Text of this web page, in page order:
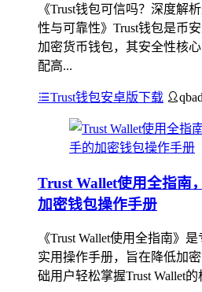
《Trust钱包可信吗？深度解
性与可靠性》Trust钱包是币
加密货币钱包，其安全性核
配高...
Trust钱包安卓版下载
Trust Wallet使用全指南
加密钱包操作手册
《Trust Wallet使用全指南》
实用操作手册，旨在降低加
础用户轻松掌握Trust Wallet